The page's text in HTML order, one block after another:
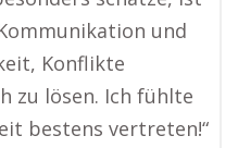
und
Konflikte
zu lösen. Ich fühlte
bestens vertreten!“